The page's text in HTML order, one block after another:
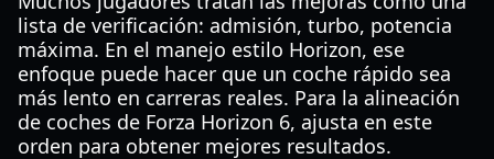
lista de verificación: admisión, turbo, potencia
máxima. En el manejo estilo Horizon, ese
enfoque puede hacer que un coche rápido sea
más lento en carreras reales. Para la alineación
de coches de Forza Horizon 6, ajusta en este
orden para obtener mejores resultados.